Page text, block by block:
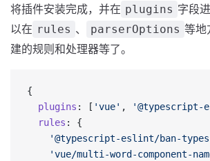
将插件安装完成，并在 plugins 字段
以在 rules 、 parserOptions 等地
建的规则和处理器等了。
{
  plugins
: [ 'vue' ,
  rules
: {
'@typescript-eslint/ban-
'vue/multi-word-component-